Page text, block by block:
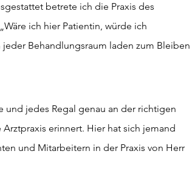
betrete ich die Praxis des
ich hier Patientin, würde ich
Behandlungsraum laden zum Bleiben
und jedes Regal genau an der richtigen
erinnert. Hier hat sich jemand
und Mitarbeitern in der Praxis von Herr